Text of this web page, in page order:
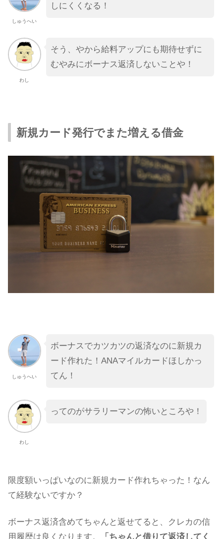
しゅうへい
しにくくなる！
わし
そう、やから給料アップにも期待せずに
むやみにボーナス返済しないことや！
新規カード発行でまた増える借金
しゅうへい
ボーナスでカツカツの返済なのに新規カ
ード作れた！ANAマイルカードほしかっ
てん！
わし
ってのがサラリーマンの怖いところや！
限度額いっぱいなのに新規カード作れちゃった！なん
て経験ないですか？
ボーナス返済含めてちゃんと返せてると、クレカの信
用履歴は良くなります。
「ちゃんと借りて返済してく